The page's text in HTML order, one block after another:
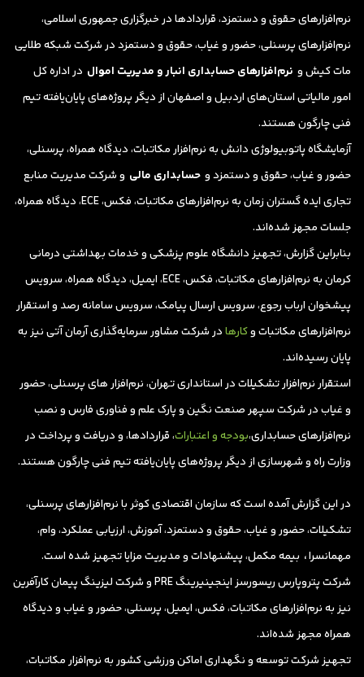
نرم‌افزارهای حقوق و دستمزد، قراردادها در خبرگزاری جمهوری اسلامی،
نرم‌افزارهای پرسنلی، حضور و غیاب، حقوق و دستمزد در شرکت شبکه طلایی
مات کیش و نرم‌افزارهای حسابداری انبار و مدیریت اموال در اداره کل
امور مالیاتی‌ استان‌های اردبیل و اصفهان از دیگر پروژه‌های پایان‌یافته تیم
فنی چارگون هستند.
آزمایشگاه پاتوبیولوژی دانش به نرم‌افزار مکاتبات، دیدگاه همراه، پرسنلی،
حضور و غیاب، حقوق و دستمزد و حسابداری مالی و شرکت مدیریت منابع
تجاری ایده گستران زمان به نرم‌افزارهای مکاتبات، فکس، ECE، دیدگاه همراه،
جلسات مجهز شده‌اند.
بنابراین گزارش، تجهیز دانشگاه علوم پزشکی و خدمات بهداشتی درمانی
کرمان به نرم‌افزارهای مکاتبات، فکس، ECE، ایمیل، دیدگاه همراه، سرویس
پیشخوان ارباب رجوع، سرویس ارسال پیامک، سرویس سامانه رصد و استقرار
نرم‌افزارهای مکاتبات وکارهادر شرکت مشاور سرمایه‌گذاری آرمان آتی نیز به
پایان رسیده‌اند.
استقرار نرم‌افزار تشکیلات در استانداری تهران، نرم‌افزار های پرسنلی، حضور
و غیاب در شرکت سپهر صنعت نگین و پارک علم و فناوری فارس و نصب
نرم‌افزارهای حسابداری،بودجه و اعتبارات، قراردادها، و دریافت و پرداخت در
وزارت راه و شهرسازی از دیگر پروژه‌های پایان‌یافته تیم فنی چارگون هستند.
در این گزارش آمده است که سازمان اقتصادی کوثر با نرم‌افزارهای پرسنلی،
تشکیلات، حضور و غیاب، حقوق و دستمزد، آموزش، ارزیابی عملکرد، وام،
مهمانسرا، بیمه مکمل، پیشنهادات و مدیریت مزایا تجهیز شده است.
شرکت پتروپارس ریسورسز اینجینیرینگ PRE و شرکت لیزینگ پیمان کارآفرین
نیز به نرم‌افزارهای مکاتبات، فکس، ایمیل، پرسنلی، حضور و غیاب و دیدگاه
همراه مجهز شده‌اند.
تجهیز شرکت توسعه و نگهداری اماکن ورزشی کشور به نرم‌افزار مکاتبات،